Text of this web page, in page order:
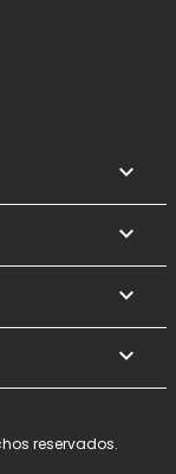



keyboard_arrow_down
reservados.